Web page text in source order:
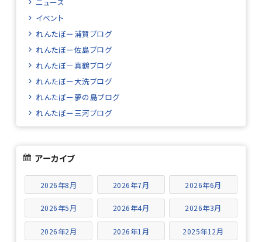
ニュース
イベント
れんたぼー浦賀ブログ
れんたぼー佐島ブログ
れんたぼー真鶴ブログ
れんたぼー大洗ブログ
れんたぼー夢の島ブログ
れんたぼー三河ブログ
アーカイブ
2026年8月 2026年7月 2026年6月
2026年5月 2026年4月 2026年3月
2026年2月 2026年1月 2025年12月